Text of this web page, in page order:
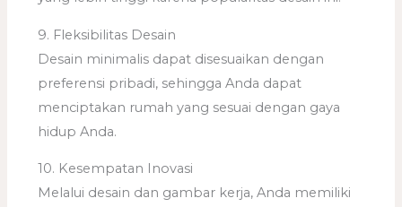
9. Fleksibilitas Desain
Desain minimalis dapat disesuaikan dengan
preferensi pribadi, sehingga Anda dapat
menciptakan rumah yang sesuai dengan gaya
hidup Anda.
10. Kesempatan Inovasi
Melalui desain dan gambar kerja, Anda memiliki